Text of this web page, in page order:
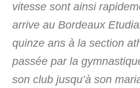
vitesse sont ainsi
arrive au Bordeaux
quinze ans à la section
passée par la
son club jusqu’à son